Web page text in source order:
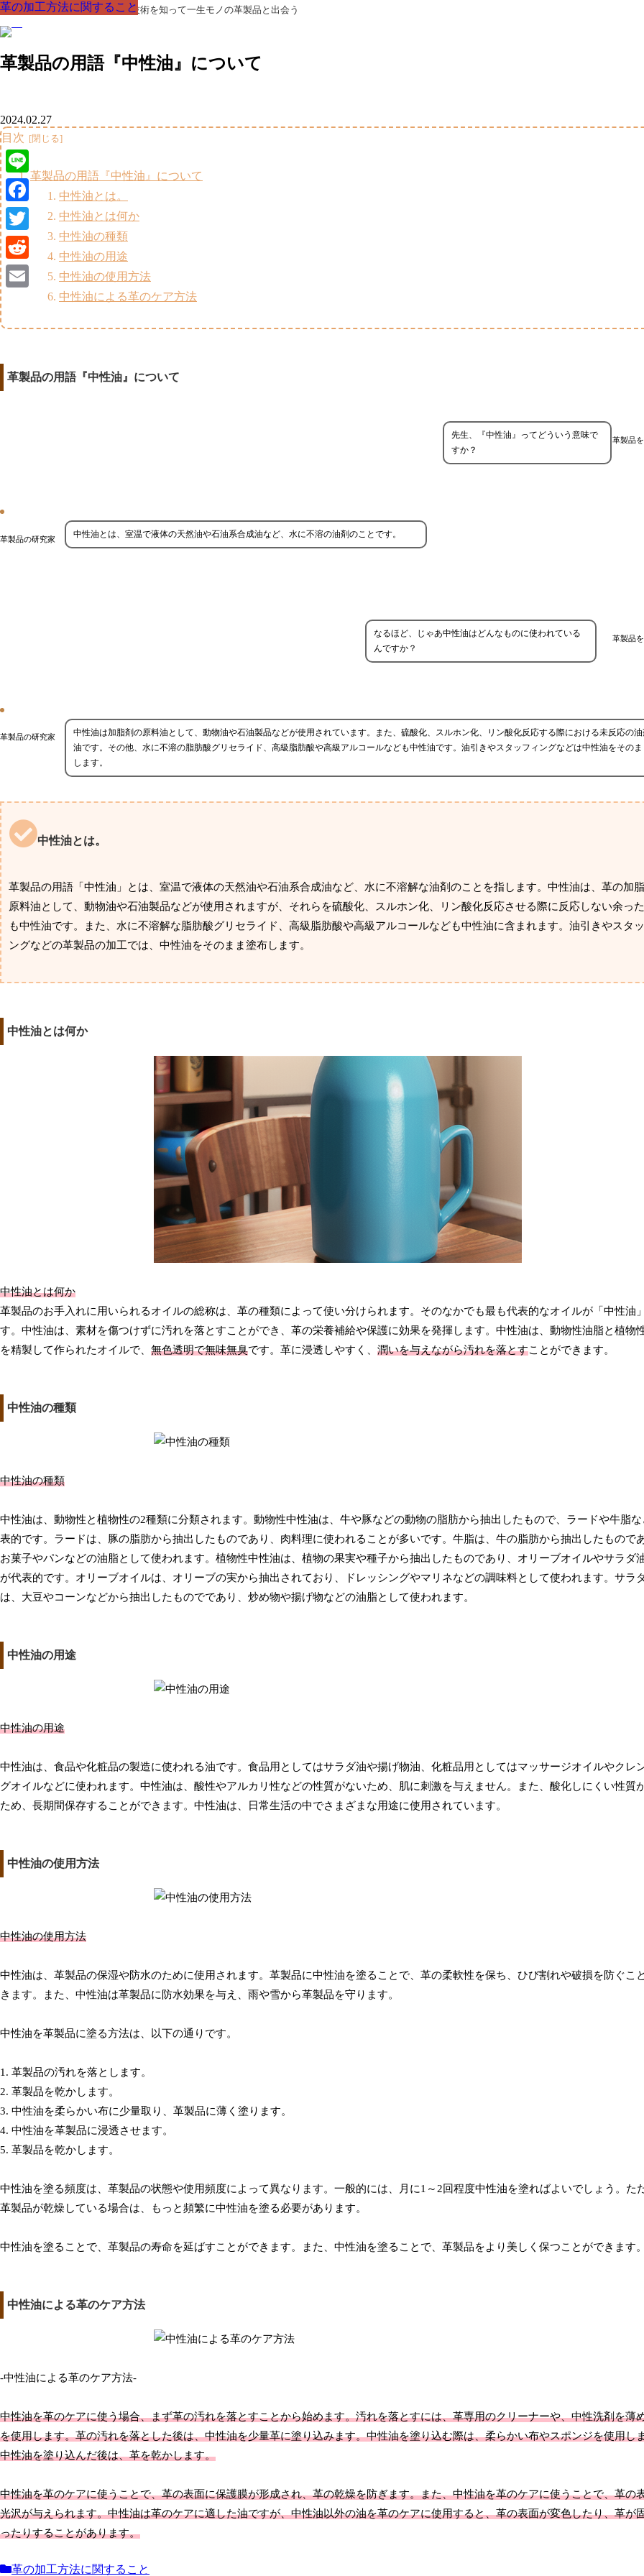
革製品の部品の呼び名・素材・技術を知って一生モノの革製品と出会う
革製品の用語『中性油』について
革の加工方法に関すること
2024.02.27
目次
革製品の用語『中性油』について
中性油とは。
中性油とは何か
中性油の種類
中性油の用途
中性油の使用方法
中性油による革のケア方法
革製品の用語『中性油』について
革製品
先生、『中性油』ってどういう意味で
すか？
革製品の研究家 中性油とは、室温で液体の天然油や石油系合成油など、水に不溶の油剤のことです。
革製品
なるほど、じゃあ中性油はどんなものに使われている
んですか？
革製品の研究家
中性油は加脂剤の原料油として、動物油や石油製品などが使用されています。また、硫酸化、スルホン化、リン酸化反応する際における未反応の
油です。その他、水に不溶の脂肪酸グリセライド、高級脂肪酸や高級アルコールなども中性油です。油引きやスタッフィングなどは中性油をその
します。
中性油とは。
革製品の用語「中性油」とは、室温で液体の天然油や石油系合成油など、水に不溶解な油剤のことを指します。中性油は、革の加
原料油として、動物油や石油製品などが使用されますが、それらを硫酸化、スルホン化、リン酸化反応させる際に反応しない余っ
も中性油です。また、水に不溶解な脂肪酸グリセライド、高級脂肪酸や高級アルコールなども中性油に含まれます。油引きやスタ
ングなどの革製品の加工では、中性油をそのまま塗布します。
中性油とは何か
中性油とは何か
革製品のお手入れに用いられるオイルの総称は、革の種類によって使い分けられます。そのなかでも最も代表的なオイルが「中性油
す。中性油は、素材を傷つけずに汚れを落とすことができ、革の栄養補給や保護に効果を発揮します。中性油は、動物性油脂と植物
を精製して作られたオイルで、 無色透明で無味無臭です。革に浸透しやすく、 潤いを与えながら汚れを落とすことができます。
中性油の種類
中性油の種類
中性油は、動物性と植物性の2種類に分類されます。動物性中性油は、牛や豚などの動物の脂肪から抽出したもので、ラードや牛脂
表的です。ラードは、豚の脂肪から抽出したものであり、肉料理に使われることが多いです。牛脂は、牛の脂肪から抽出したものであ
お菓子やパンなどの油脂として使われます。植物性中性油は、植物の果実や種子から抽出したものであり、オリーブオイルやサラダ
が代表的です。オリーブオイルは、オリーブの実から抽出されており、ドレッシングやマリネなどの調味料として使われます。サラ
は、大豆やコーンなどから抽出したものでであり、炒め物や揚げ物などの油脂として使われます。
中性油の用途
中性油の用途
中性油は、食品や化粧品の製造に使われる油です。食品用としてはサラダ油や揚げ物油、化粧品用としてはマッサージオイルやクレ
グオイルなどに使われます。中性油は、酸性やアルカリ性などの性質がないため、肌に刺激を与えません。また、酸化しにくい性質
ため、長期間保存することができます。中性油は、日常生活の中でさまざまな用途に使用されています。
中性油の使用方法
中性油の使用方法
中性油は、革製品の保湿や防水のために使用されます。革製品に中性油を塗ることで、革の柔軟性を保ち、ひび割れや破損を防ぐこ
きます。また、中性油は革製品に防水効果を与え、雨や雪から革製品を守ります。
中性油を革製品に塗る方法は、以下の通りです。
1. 革製品の汚れを落とします。
2. 革製品を乾かします。
3. 中性油を柔らかい布に少量取り、革製品に薄く塗ります。
4. 中性油を革製品に浸透させます。
5. 革製品を乾かします。
中性油を塗る頻度は、革製品の状態や使用頻度によって異なります。一般的には、月に1～2回程度中性油を塗ればよいでしょう。た
革製品が乾燥している場合は、もっと頻繁に中性油を塗る必要があります。
中性油を塗ることで、革製品の寿命を延ばすことができます。また、中性油を塗ることで、革製品をより美しく保つことができます。
中性油による革のケア方法
-中性油による革のケア方法-
中性油を革のケアに使う場合、まず革の汚れを落とすことから始めます。汚れを落とすには、革専用のクリーナーや、中性洗剤を薄
を使用します。革の汚れを落とした後は、中性油を少量革に塗り込みます。中性油を塗り込む際は、柔らかい布やスポンジを使用し
中性油を塗り込んだ後は、革を乾かします。
中性油を革のケアに使うことで、革の表面に保護膜が形成され、革の乾燥を防ぎます。また、中性油を革のケアに使うことで、革の
光沢が与えられます。中性油は革のケアに適した油ですが、中性油以外の油を革のケアに使用すると、革の表面が変色したり、革が
ったりすることがあります。
革の加工方法に関すること
革の加工方法に関すること
革の加工方法に関すること
革の加工方法に関すること
革の加工方法に関すること
革の加工方法に関すること
革の加工方法に関すること
Line
Facebook
Twitter
Reddit